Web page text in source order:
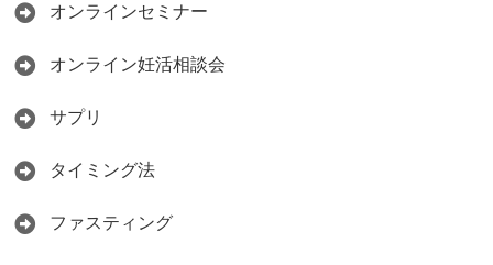
オンラインセミナー
オンライン妊活相談会
サプリ
タイミング法
ファスティング